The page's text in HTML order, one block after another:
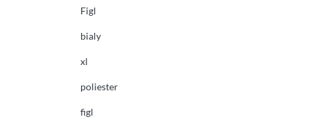
Figl
bialy
xl
poliester
figl